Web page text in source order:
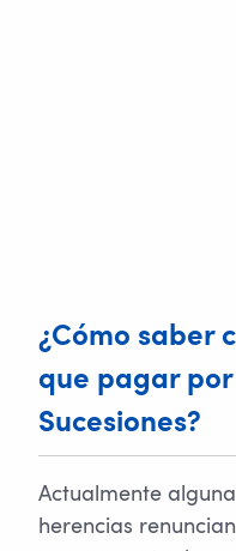
¿Cómo saber
que pagar
Sucesiones?
Actualmente
herencias